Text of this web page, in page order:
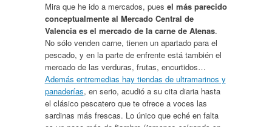
Mira que he ido a mercados, pues el más parecido
conceptualmente al Mercado Central de
Valencia es el mercado de la carne de Atenas.
No sólo venden carne, tienen un apartado para el
pescado, y en la parte de enfrente está también el
mercado de las verduras, frutas, encurtidos…
Además entremedias hay tiendas de ultramarinos y
panaderías, en serio, acudió a su cita diaria hasta
el clásico pescatero que te ofrece a voces las
sardinas más frescas. Lo único que eché en falta